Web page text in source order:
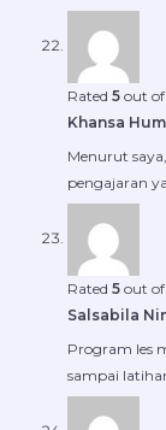
Rated 5 out of
Khansa
Menurut
pengajaran
Rated 5 out of
Salsabila
Program les
sampai